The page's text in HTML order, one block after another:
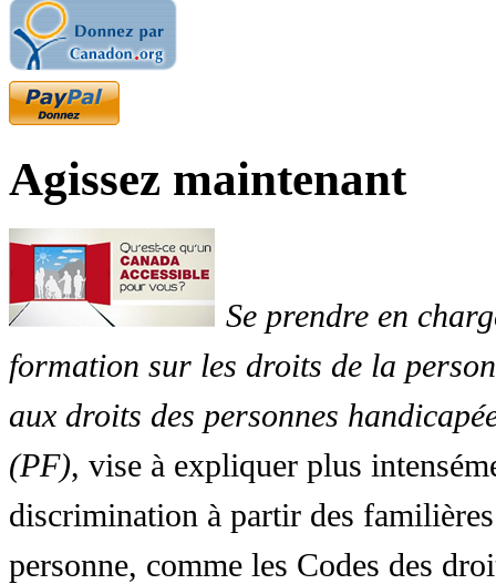
Agissez maintenant
Se prendre en
formation sur les droits de la
aux droits des personnes
(PF), vise à expliquer plus
discrimination à partir des
personne, comme les Codes des